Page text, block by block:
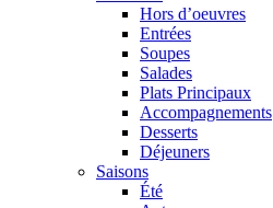
Hors d’oeuvres
Entrées
Soupes
Salades
Plats Principaux
Accompagnements
Desserts
Déjeuners
Saisons
Été